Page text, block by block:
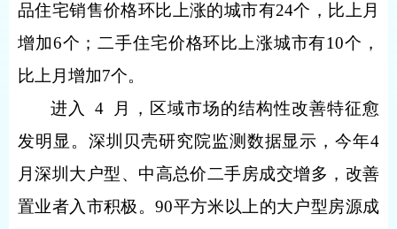
品住宅销售价格环比上涨的城市有24个，比上月
增加6个；二手住宅价格环比上涨城市有10个，
比上月增加7个。
进入
4
月，区域市场的结构性改善特征愈
发明显。深圳贝壳研究院监测数据显示，今年4
月深圳大户型、中高总价二手房成交增多，改善
置业者入市积极。90平方米以上的大户型房源成